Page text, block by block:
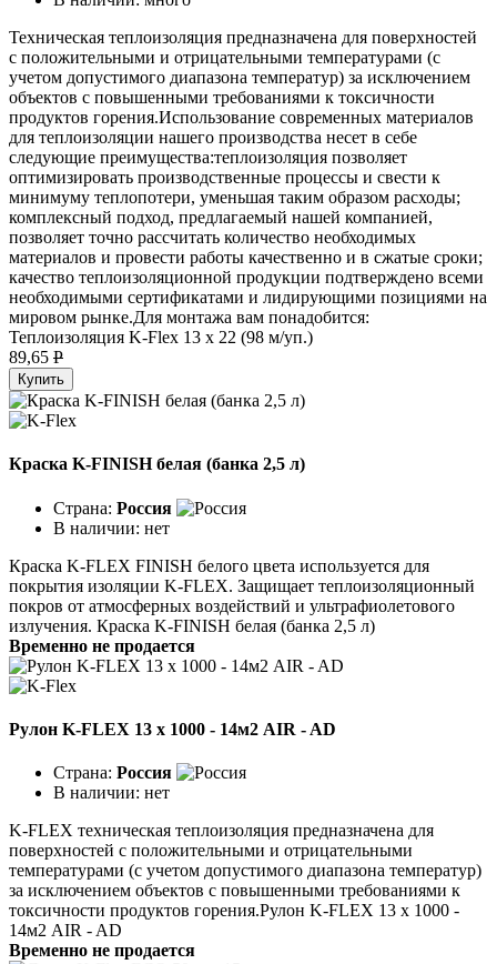
Техническая теплоизоляция предназначена для поверхностей
с положительными и отрицательными температурами (с
учетом допустимого диапазона температур) за исключением
объектов с повышенными требованиями к токсичности
продуктов горения.Использование современных материалов
для теплоизоляции нашего производства несет в себе
следующие преимущества:теплоизоляция позволяет
оптимизировать производственные процессы и свести к
минимуму теплопотери, уменьшая таким образом расходы;
комплексный подход, предлагаемый нашей компанией,
позволяет точно рассчитать количество необходимых
материалов и провести работы качественно и в сжатые сроки;
качество теплоизоляционной продукции подтверждено всеми
необходимыми сертификатами и лидирующими позициями на
мировом рынке.Для монтажа вам понадобится:
Теплоизоляция K-Flex 13 х 22 (98 м/уп.)
89,65 P
Купить
Краска K-FINISH белая (банка 2,5 л)
Страна: Россия
В наличии: нет
Краска K-FLEX FINISH белого цвета используется для
покрытия изоляции K-FLEX. Защищает теплоизоляционный
покров от атмосферных воздействий и ультрафиолетового
излучения. Краска K-FINISH белая (банка 2,5 л)
Временно не продается
Рулон K-FLEX 13 x 1000 - 14м2 AIR - AD
Страна: Россия
В наличии: нет
K-FLEX техническая теплоизоляция предназначена для
поверхностей с положительными и отрицательными
температурами (с учетом допустимого диапазона температур)
за исключением объектов с повышенными требованиями к
токсичности продуктов горения.Рулон K-FLEX 13 x 1000 -
14м2 AIR - AD
Временно не продается